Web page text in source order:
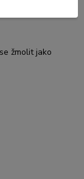
žmolit jako